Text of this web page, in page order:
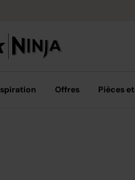
Achetez
Offres Pièces